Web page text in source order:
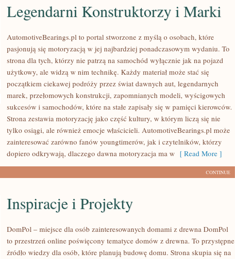
LEGENDARNI
KONSTRUKTORZY
MARKI
Legendarni Konstruktorzy i Marki
AutomotiveBearings.pl to portal stworzone z myślą o osobach, które
pasjonują się motoryzacją w jej najbardziej ponadczasowym wydaniu. To
strona dla tych, którzy nie patrzą na samochód wyłącznie jak na pojazd
użytkowy, ale widzą w nim technikę. Każdy materiał może stać się
początkiem ciekawej podróży przez świat dawnych aut, legendarnych
marek, przełomowych konstrukcji, zapomnianych modeli, wyścigowych
sukcesów i samochodów, które na stałe zapisały się w pamięci kierowców.
Strona zestawia motoryzację jako część kultury, w którym liczą się nie
tylko osiągi, ale również emocje właścicieli. AutomotiveBearings.pl może
zainteresować zarówno fanów youngtimerów, jak i czytelników, którzy
dopiero odkrywają, dlaczego dawna motoryzacja ma w [ Read More ]
CONTINUE
Inspiracje i Projekty
DomPol – miejsce dla osób zainteresowanych domami z drewna DomPol
to przestrzeń online poświęcony tematyce domów z drewna. To przystępne
źródło wiedzy dla osób, które planują budowę domu. Strona skupia się na